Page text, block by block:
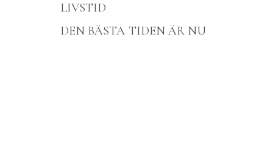
LIVSTID
DEN BÄSTA TIDEN ÄR NU